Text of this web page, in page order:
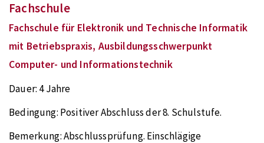
Fachschule
Fachschule für Elektronik und Technische Informatik
mit Betriebspraxis, Ausbildungsschwerpunkt
Computer- und Informationstechnik
Dauer: 4 Jahre
Bedingung: Positiver Abschluss der 8. Schulstufe.
Bemerkung:Abschlussprüfung. Einschlägige